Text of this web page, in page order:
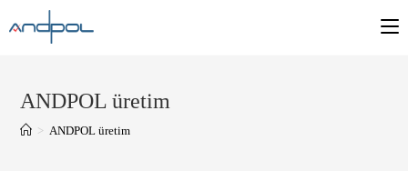
ANDPOL üretim
> ANDPOL üretim